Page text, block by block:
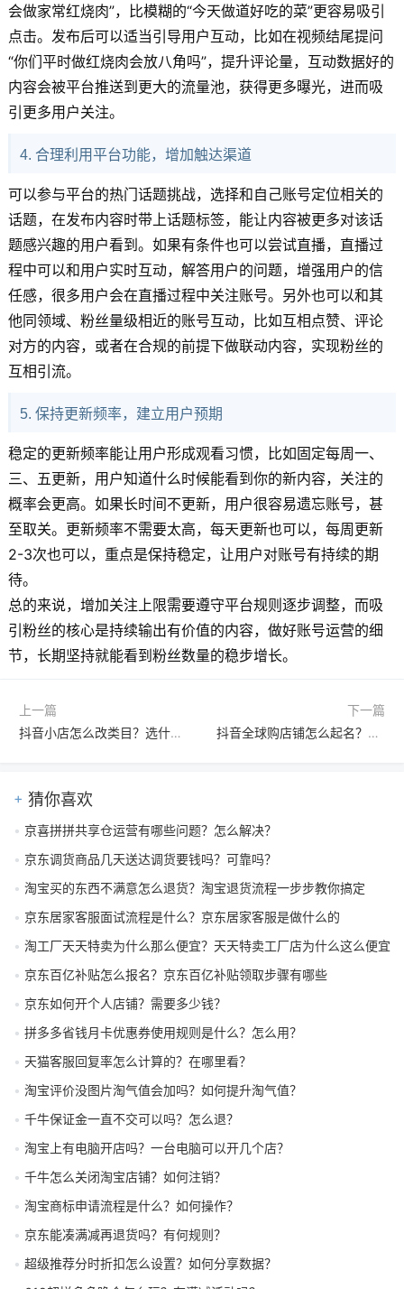
会做家常红烧肉”，比模糊的“今天做道好吃的菜”更容易吸引
点击。发布后可以适当引导用户互动，比如在视频结尾提问
“你们平时做红烧肉会放八角吗”，提升评论量，互动数据好的
内容会被平台推送到更大的流量池，获得更多曝光，进而吸
引更多用户关注。
4. 合理利用平台功能，增加触达渠道
可以参与平台的热门话题挑战，选择和自己账号定位相关的
话题，在发布内容时带上话题标签，能让内容被更多对该话
题感兴趣的用户看到。如果有条件也可以尝试直播，直播过
程中可以和用户实时互动，解答用户的问题，增强用户的信
任感，很多用户会在直播过程中关注账号。另外也可以和其
他同领域、粉丝量级相近的账号互动，比如互相点赞、评论
对方的内容，或者在合规的前提下做联动内容，实现粉丝的
互相引流。
5. 保持更新频率，建立用户预期
稳定的更新频率能让用户形成观看习惯，比如固定每周一、
三、五更新，用户知道什么时候能看到你的新内容，关注的
概率会更高。如果长时间不更新，用户很容易遗忘账号，甚
至取关。更新频率不需要太高，每天更新也可以，每周更新
2-3次也可以，重点是保持稳定，让用户对账号有持续的期
待。
总的来说，增加关注上限需要遵守平台规则逐步调整，而吸
引粉丝的核心是持续输出有价值的内容，做好账号运营的细
节，长期坚持就能看到粉丝数量的稳步增长。
上一篇
抖音小店怎么改类目？选什么类目好？新手商家必看指南
下一篇
抖音全球购店铺怎么起名？有哪些注意事项和命名规范？
猜你喜欢
京喜拼拼共享仓运营有哪些问题？怎么解决？
京东调货商品几天送达调货要钱吗？可靠吗？
淘宝买的东西不满意怎么退货？淘宝退货流程一步步教你搞定
京东居家客服面试流程是什么？京东居家客服是做什么的
淘工厂天天特卖为什么那么便宜？天天特卖工厂店为什么这么便宜
京东百亿补贴怎么报名？京东百亿补贴领取步骤有哪些
京东如何开个人店铺？需要多少钱？
拼多多省钱月卡优惠券使用规则是什么？怎么用？
天猫客服回复率怎么计算的？在哪里看？
淘宝评价没图片淘气值会加吗？如何提升淘气值？
千牛保证金一直不交可以吗？怎么退？
淘宝上有电脑开店吗？一台电脑可以开几个店？
千牛怎么关闭淘宝店铺？如何注销？
淘宝商标申请流程是什么？如何操作？
京东能凑满减再退货吗？有何规则？
超级推荐分时折扣怎么设置？如何分享数据？